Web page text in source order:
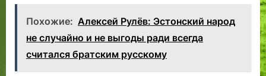
Похожие: Алексей Рулёв: Эстонский народ
не случайно и не выгоды ради всегда
считался братским русскому